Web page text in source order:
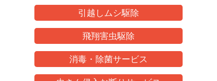
引越しムシ駆除
飛翔害虫駆除
消毒・除菌サービス